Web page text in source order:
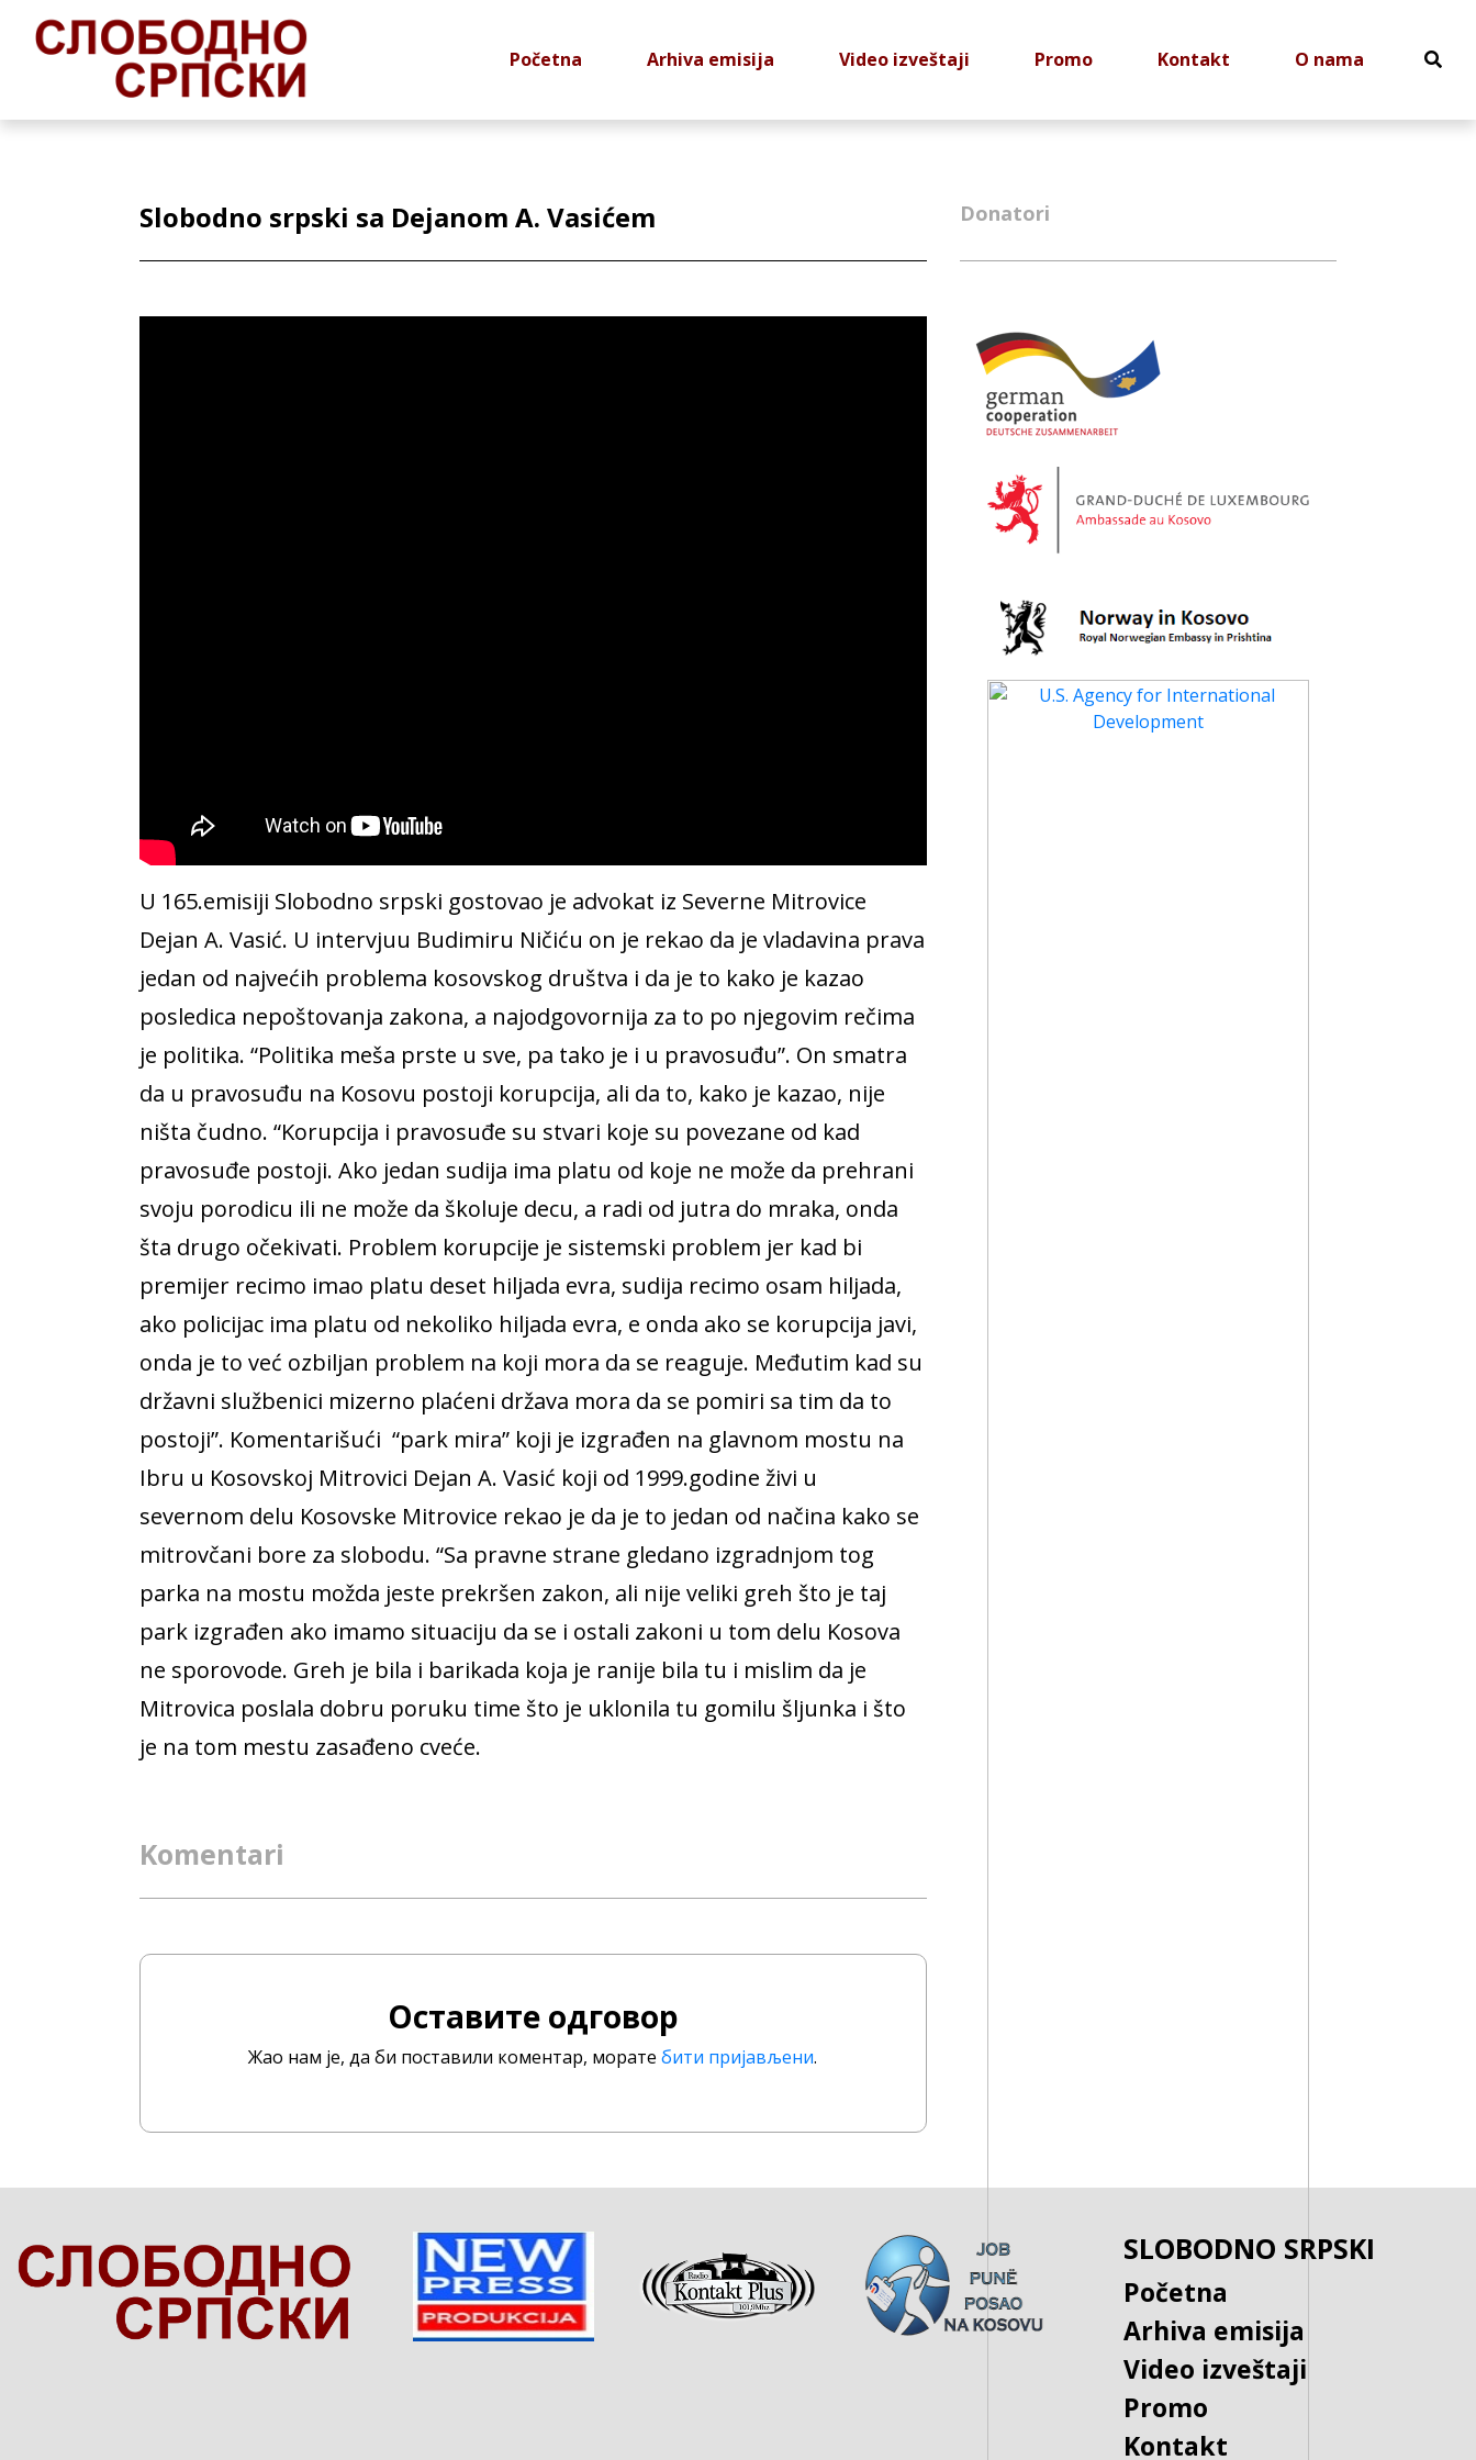
Početna Arhiva emisija Video izveštaji Promo Kontakt O nama
Slobodno srpski sa Dejanom A. Vasićem
U 165.emisiji Slobodno srpski gostovao je advokat iz Severne Mitrovice
Dejan A. Vasić. U intervjuu Budimiru Ničiću on je rekao da je vladavina prava
jedan od najvećih problema kosovskog društva i da je to kako je kazao
posledica nepoštovanja zakona, a najodgovornija za to po njegovim rečima
je politika. “Politika meša prste u sve, pa tako je i u pravosuđu”. On smatra
da u pravosuđu na Kosovu postoji korupcija, ali da to, kako je kazao, nije
ništa čudno. “Korupcija i pravosuđe su stvari koje su povezane od kad
pravosuđe postoji. Ako jedan sudija ima platu od koje ne može da prehrani
svoju porodicu ili ne može da školuje decu, a radi od jutra do mraka, onda
šta drugo očekivati. Problem korupcije je sistemski problem jer kad bi
premijer recimo imao platu deset hiljada evra, sudija recimo osam hiljada,
ako policijac ima platu od nekoliko hiljada evra, e onda ako se korupcija javi,
onda je to već ozbiljan problem na koji mora da se reaguje. Međutim kad su
državni službenici mizerno plaćeni država mora da se pomiri sa tim da to
postoji”. Komentarišući “park mira” koji je izgrađen na glavnom mostu na
Ibru u Kosovskoj Mitrovici Dejan A. Vasić koji od 1999.godine živi u
severnom delu Kosovske Mitrovice rekao je da je to jedan od načina kako se
mitrovčani bore za slobodu. “Sa pravne strane gledano izgradnjom tog
parka na mostu možda jeste prekršen zakon, ali nije veliki greh što je taj
park izgrađen ako imamo situaciju da se i ostali zakoni u tom delu Kosova
ne sporovode. Greh je bila i barikada koja je ranije bila tu i mislim da je
Mitrovica poslala dobru poruku time što je uklonila tu gomilu šljunka i što
je na tom mestu zasađeno cveće.
Komentari
Оставите одговор
Жао нам је, да би поставили коментар, моратебити пријављени.
Donatori
SLOBODNO SRPSKI
Početna
Arhiva emisija
Video izveštaji
Promo
Kontakt